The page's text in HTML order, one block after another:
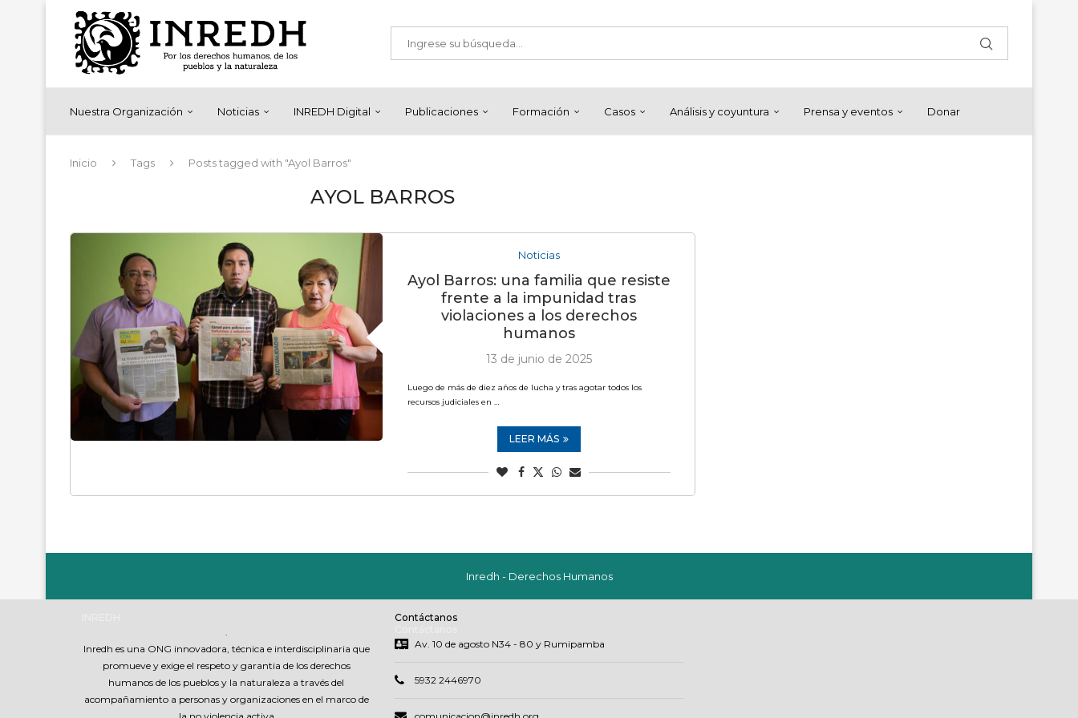
Nuestra Organización Noticias INREDH Digital Publicaciones Formación Casos Análisis y coyuntura Prensa y eventos Donar
Inicio Tags Posts tagged with "Ayol Barros"
AYOL BARROS
Noticias
Ayol Barros: una familia que resiste
frente a la impunidad tras
violaciones a los derechos
humanos
13 de junio de 2025
Luego de más de diez años de lucha y tras agotar todos los
recursos judiciales en …
LEER MÁS
Inredh - Derechos Humanos
.
Inredh es una ONG innovadora, técnica e interdisciplinaria que
promueve y exige el respeto y garantia de los derechos
humanos de los pueblos y la naturaleza a través del
acompañamiento a personas y organizaciones en el marco de
Contáctanos
Av. 10 de agosto N34 - 80 y Rumipamba
5932 2446970